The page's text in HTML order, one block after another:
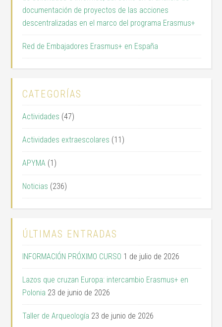
documentación de proyectos de las acciones
descentralizadas en el marco del programa Erasmus+
Red de Embajadores Erasmus+ en España
CATEGORÍAS
Actividades (47)
Actividades extraescolares (11)
APYMA (1)
Noticias (236)
ÚLTIMAS ENTRADAS
INFORMACIÓN PRÓXIMO CURSO 1 de julio de 2026
Lazos que cruzan Europa: intercambio Erasmus+ en
Polonia 23 de junio de 2026
Taller de Arqueología 23 de junio de 2026